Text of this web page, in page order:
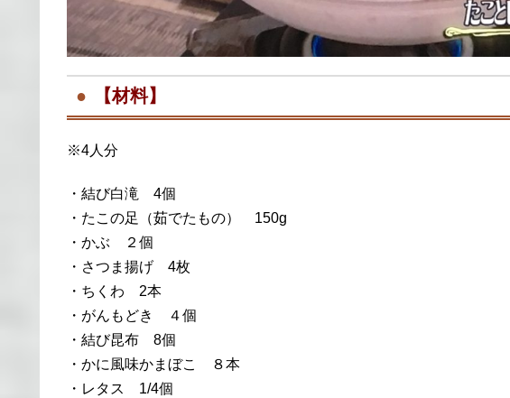
【材料】
※4人分
・結び白滝 4個
・たこの足（茹でたもの） 150g
・かぶ ２個
・さつま揚げ 4枚
・ちくわ 2本
・がんもどき ４個
・結び昆布 8個
・かに風味かまぼこ ８本
・レタス 1/4個